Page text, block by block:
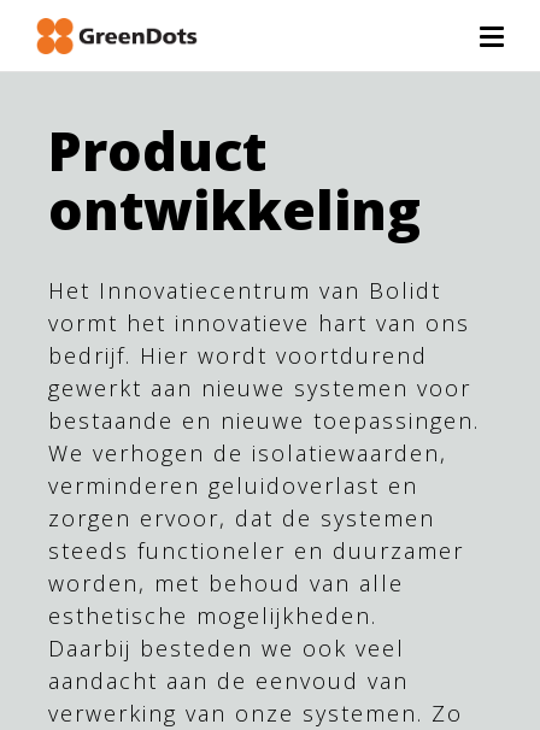
Product
ontwikkeling
Het Innovatiecentrum van Bolidt
vormt het innovatieve hart van ons
bedrijf. Hier wordt voortdurend
gewerkt aan nieuwe systemen voor
bestaande en nieuwe toepassingen.
We verhogen de isolatiewaarden,
verminderen geluidoverlast en
zorgen ervoor, dat de systemen
steeds functioneler en duurzamer
worden, met behoud van alle
esthetische mogelijkheden.
Daarbij besteden we ook veel
aandacht aan de eenvoud van
verwerking van onze systemen. Zo